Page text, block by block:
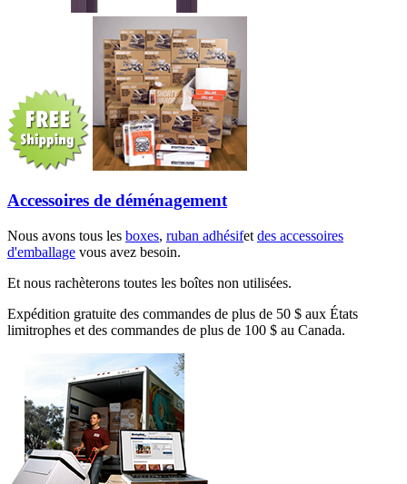
Accessoires de déménagement
Nous avons tous les boxes, ruban adhésifet des accessoires
d'emballage vous avez besoin.
Et nous rachèterons toutes les boîtes non utilisées.
Expédition gratuite des commandes de plus de 50 $ aux États
limitrophes et des commandes de plus de 100 $ au Canada.